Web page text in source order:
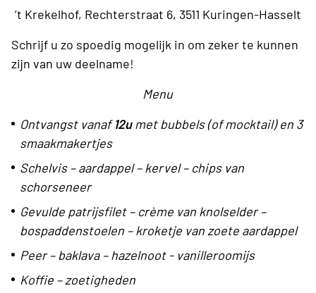
’t Krekelhof, Rechterstraat 6, 3511 Kuringen-Hasselt
Schrijf u zo spoedig mogelijk in om zeker te kunnen
zijn van uw deelname!
Menu
Ontvangst vanaf12umet bubbels (of mocktail) en 3
smaakmakertjes
Schelvis – aardappel – kervel – chips van
schorseneer
Gevulde patrijsfilet – crème van knolselder –
bospaddenstoelen – kroketje van zoete aardappel
Peer – baklava – hazelnoot - vanilleroomijs
Koffie – zoetigheden